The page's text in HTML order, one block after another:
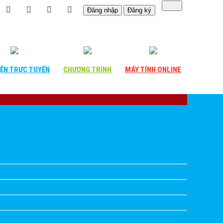
Đăng nhập Đăng ký
TRỰC TUYẾN CHƯƠNG TRÌNH MÁY TÍNH ONLINE